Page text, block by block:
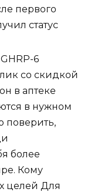
первого
статус
6
со скидкой
в аптеке
в нужном
поверить,
более
Кому
целей Для